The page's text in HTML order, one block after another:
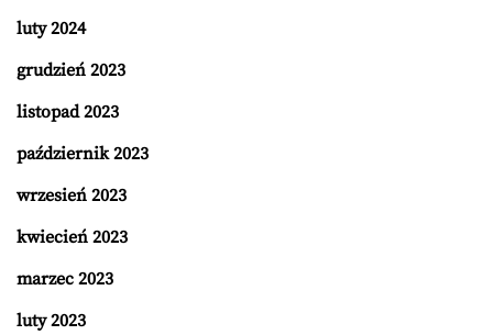
luty 2024
grudzień 2023
listopad 2023
październik 2023
wrzesień 2023
kwiecień 2023
marzec 2023
luty 2023